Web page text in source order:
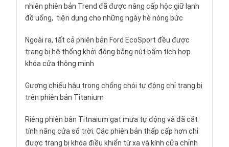
nhiên phiên bản Trend đã được nâng cấp hộc giữ lạnh
đồ uống, tiện dụng cho những ngày hè nóng bức
Ngoài ra, tất cả phiên bản Ford EcoSport đều được
trang bị hệ thống khởi động bằng nút bấm tích hợp
khóa cửa thông minh
Gương chiếu hậu trong chống chói tự động chỉ trang bị
trên phiên bản Titanium
Riêng phiên bản Titnaium gạt mưa tự động và đã cắt
tính năng cửa sổ trời. Các phiên bản thấp cấp hơn chỉ
được trang bị khóa điều khiển từ xa và kính cửa chỉnh